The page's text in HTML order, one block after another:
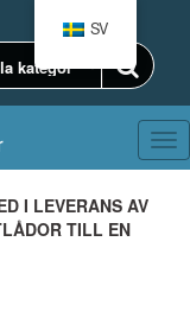
I LEVERANS AV
TILL EN
SV